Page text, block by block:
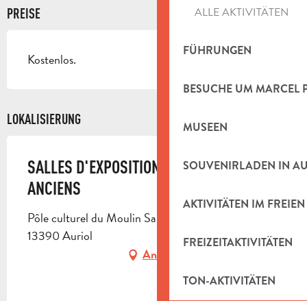
ALLE AKTIVITÄTEN
FÜHRUNGEN
BESUCHE UM MARCEL
MUSEEN
SOUVENIRLADEN IN
AKTIVITÄTEN IM FREIEN
FREIZEITAKTIVITÄTEN
TON-AKTIVITÄTEN
PREISE
Kostenlos.
LOKALISIERUNG
SALLES D'EXPOSITION DES OUTILS
ANCIENS
Pôle culturel du Moulin Saint-Claude, RD 45,
13390 Auriol
Anfahrt